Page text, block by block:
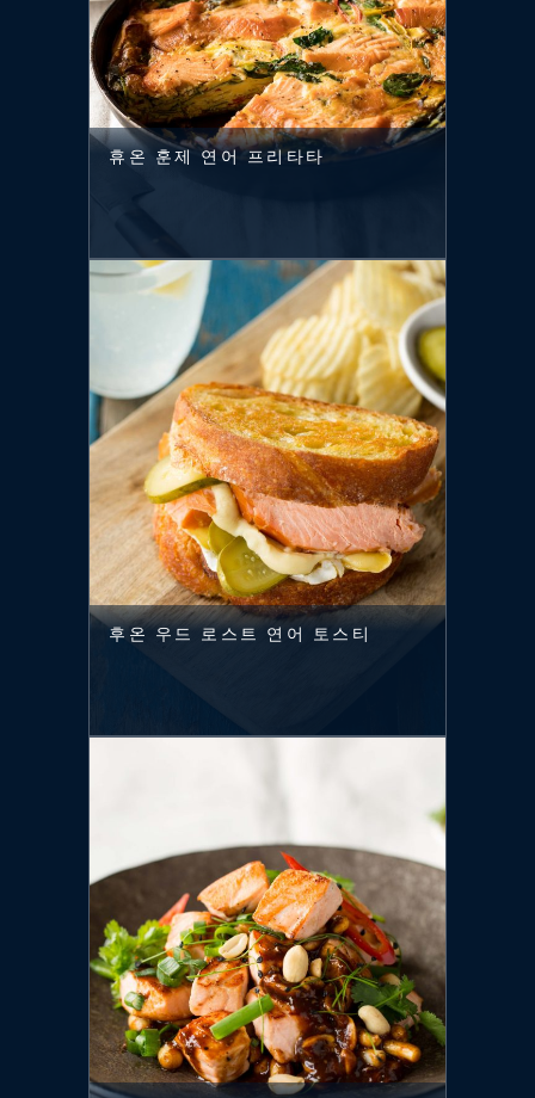
휴온 훈제 연어 프리타타
후온 우드 로스트 연어 토스티